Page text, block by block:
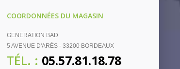
COORDONNÉES DU MAGASIN
GENERATION BAD
5 AVENUE D'ARÈS - 33200 BORDEAUX
TÉL. : 05.57.81.18.78